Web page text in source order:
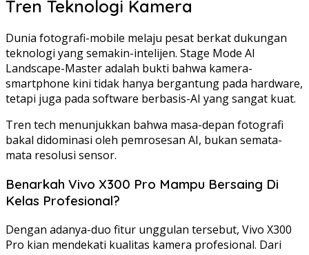
Tren Teknologi Kamera
Dunia fotografi-mobile melaju pesat berkat dukungan
teknologi yang semakin-intelijen. Stage Mode AI
Landscape-Master adalah bukti bahwa kamera-
smartphone kini tidak hanya bergantung pada hardware,
tetapi juga pada software berbasis-AI yang sangat kuat.
Tren tech menunjukkan bahwa masa-depan fotografi
bakal didominasi oleh pemrosesan AI, bukan semata-
mata resolusi sensor.
Benarkah Vivo X300 Pro Mampu Bersaing Di
Kelas Profesional?
Dengan adanya-duo fitur unggulan tersebut, Vivo X300
Pro kian mendekati kualitas kamera profesional. Dari